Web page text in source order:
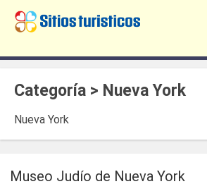
Categoría > Nueva York
Nueva York
Museo Judío de Nueva York